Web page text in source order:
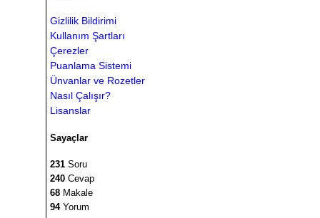
Gizlilik Bildirimi
Kullanım Şartları
Çerezler
Puanlama Sistemi
Ünvanlar ve Rozetler
Nasıl Çalışır?
Lisanslar
Sayaçlar
231 Soru
240 Cevap
68 Makale
94Yorum